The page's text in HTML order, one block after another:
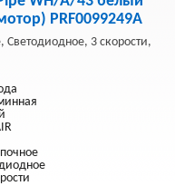
PRF0099249A
Светодиодное, 3 скорости,